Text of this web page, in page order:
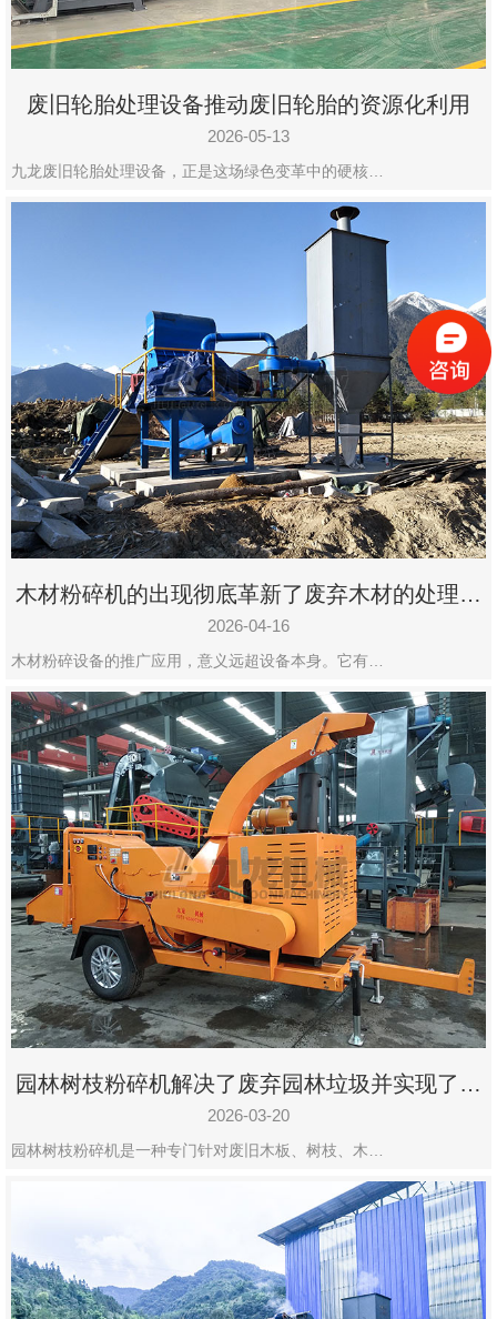
废旧轮胎处理设备推动废旧轮胎的资源化利用
2026-05-13
九龙废旧轮胎处理设备，正是这场绿色变革中的硬核…
木材粉碎机的出现彻底革新了废弃木材的处理模
式
2026-04-16
木材粉碎设备的推广应用，意义远超设备本身。它有…
园林树枝粉碎机解决了废弃园林垃圾并实现了再
利用
2026-03-20
园林树枝粉碎机是一种专门针对废旧木板、树枝、木…